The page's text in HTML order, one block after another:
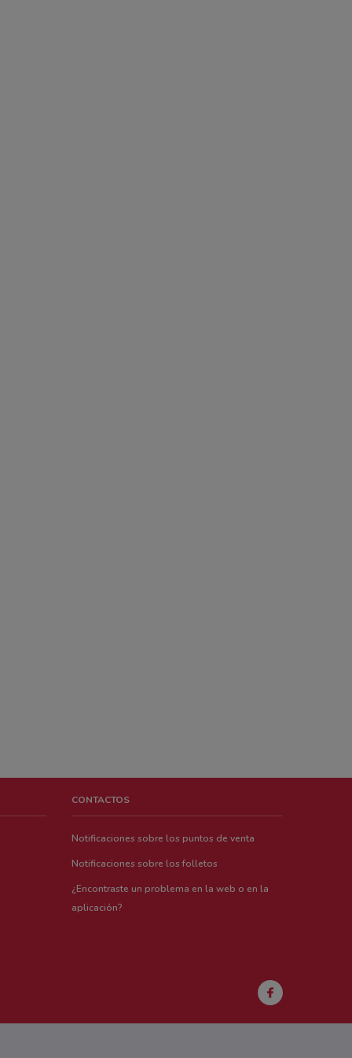
CONTACTOS
Notificaciones sobre los puntos de venta
Notificaciones sobre los folletos
¿Encontraste un problema en la web o en la
aplicación?